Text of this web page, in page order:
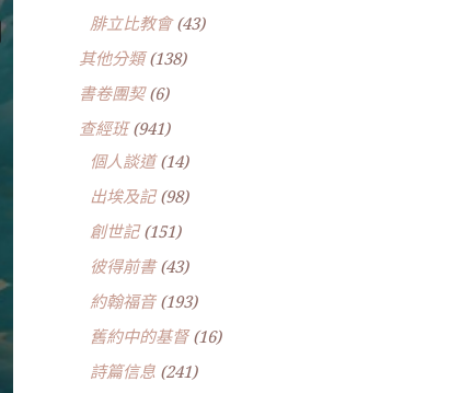
腓立比教會(43)
其他分類(138)
書卷團契(6)
查經班(941)
個人談道(14)
出埃及記(98)
創世記(151)
彼得前書(43)
約翰福音(193)
舊約中的基督(16)
詩篇信息(241)